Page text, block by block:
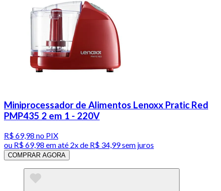
Miniprocessador de Alimentos Lenoxx Pratic Red
PMP435 2 em 1 - 220V
R$ 69,98 no PIX
ou R$ 69,98 em até 2x de R$ 34,99 sem juros
COMPRAR AGORA